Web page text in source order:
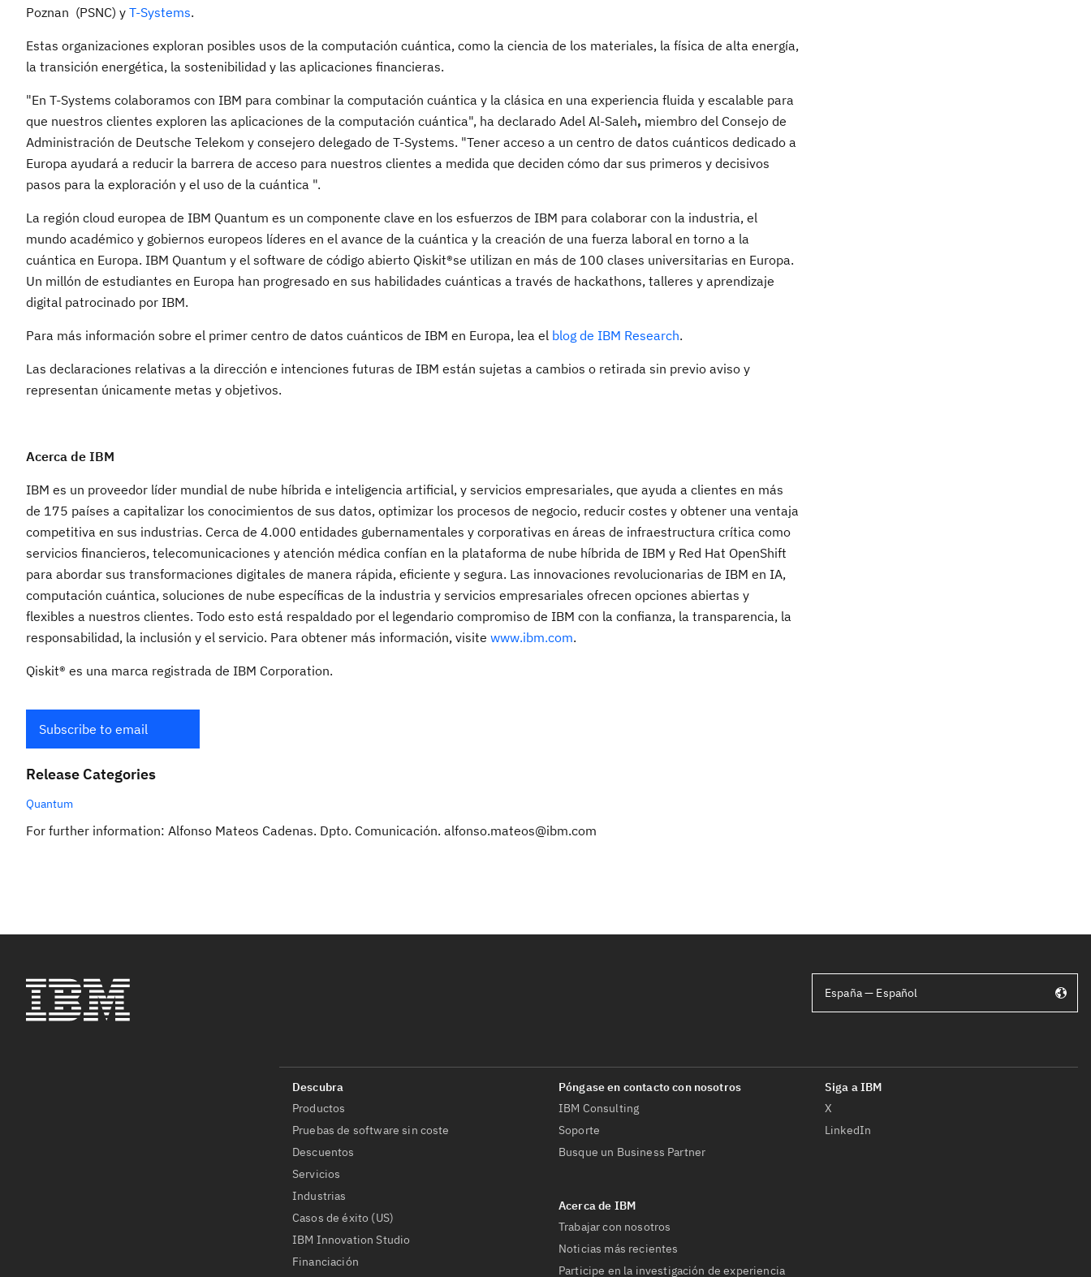
Poznan (PSNC) y T-Systems.
Estas organizaciones exploran posibles usos de la computación cuántica, como la ciencia de los materiales, la física de alta energía,
la transición energética, la sostenibilidad y las aplicaciones financieras.
"En T-Systems colaboramos con IBM para combinar la computación cuántica y la clásica en una experiencia fluida y escalable para
que nuestros clientes exploren las aplicaciones de la computación cuántica", ha declarado Adel Al-Saleh, miembro del Consejo de
Administración de Deutsche Telekom y consejero delegado de T-Systems. "Tener acceso a un centro de datos cuánticos dedicado a
Europa ayudará a reducir la barrera de acceso para nuestros clientes a medida que deciden cómo dar sus primeros y decisivos
pasos para la exploración y el uso de la cuántica ".
La región cloud europea de IBM Quantum es un componente clave en los esfuerzos de IBM para colaborar con la industria, el
mundo académico y gobiernos europeos líderes en el avance de la cuántica y la creación de una fuerza laboral en torno a la
cuántica en Europa. IBM Quantum y el software de código abierto Qiskit®se utilizan en más de 100 clases universitarias en Europa.
Un millón de estudiantes en Europa han progresado en sus habilidades cuánticas a través de hackathons, talleres y aprendizaje
digital patrocinado por IBM.
Para más información sobre el primer centro de datos cuánticos de IBM en Europa, lea el blog de IBM Research.
Las declaraciones relativas a la dirección e intenciones futuras de IBM están sujetas a cambios o retirada sin previo aviso y
representan únicamente metas y objetivos.
Acerca de IBM
IBM es un proveedor líder mundial de nube híbrida e inteligencia artificial, y servicios empresariales, que ayuda a clientes en más
de 175 países a capitalizar los conocimientos de sus datos, optimizar los procesos de negocio, reducir costes y obtener una ventaja
competitiva en sus industrias. Cerca de 4.000 entidades gubernamentales y corporativas en áreas de infraestructura crítica como
servicios financieros, telecomunicaciones y atención médica confían en la plataforma de nube híbrida de IBM y Red Hat OpenShift
para abordar sus transformaciones digitales de manera rápida, eficiente y segura. Las innovaciones revolucionarias de IBM en IA,
computación cuántica, soluciones de nube específicas de la industria y servicios empresariales ofrecen opciones abiertas y
flexibles a nuestros clientes. Todo esto está respaldado por el legendario compromiso de IBM con la confianza, la transparencia, la
responsabilidad, la inclusión y el servicio. Para obtener más información, visite www.ibm.com.
Qiskit® es una marca registrada de IBM Corporation.
Subscribe to email
Release Categories
Quantum
For further information: Alfonso Mateos Cadenas. Dpto. Comunicación. alfonso.mateos@ibm.com
Productos
Pruebas de software sin coste
Descuentos
Servicios
Industrias
Casos de éxito (US)
IBM Innovation Studio
Financiación
IBM Consulting
Soporte
Busque un Business Partner
Trabajar con nosotros
Noticias más recientes
Participe en la investigación de experiencia
X
LinkedIn
España — Español